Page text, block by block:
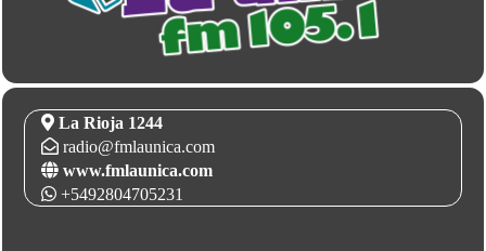
La Rioja 1244
radio@fmlaunica.com
www.fmlaunica.com
+5492804705231